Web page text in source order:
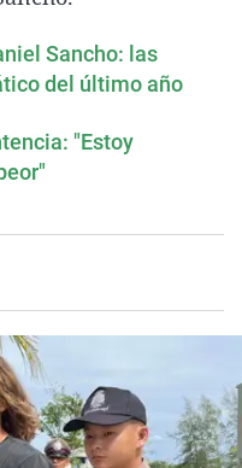
Gente viajera
Retornados
Operación Viuda
Galicia
Navarra
Televisión
Sancho: las
del último año
"Estoy